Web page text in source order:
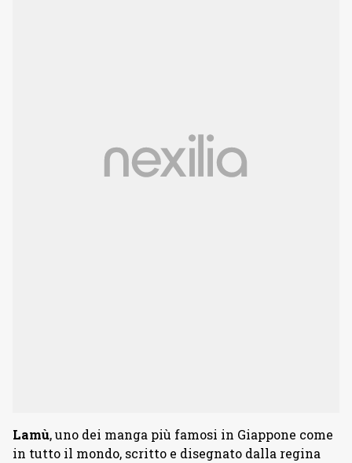
Lamù, uno dei manga più famosi in Giappone come
in tutto il mondo, scritto e disegnato dalla regina